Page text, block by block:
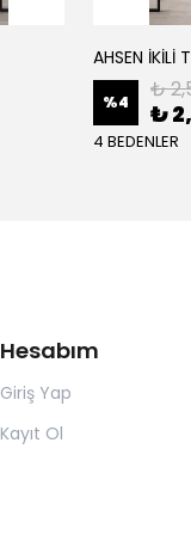
AHSEN İKİLİ
%4 ₺
₺
4 BEDENLER
Hesabım
Giriş Yap
Kayıt Ol